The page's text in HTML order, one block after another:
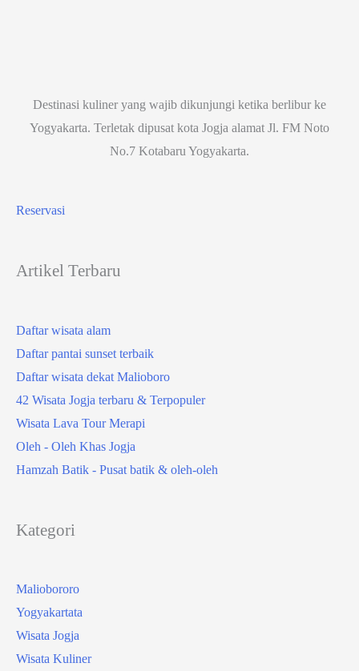
Destinasi kuliner yang wajib dikunjungi ketika berlibur ke
Yogyakarta. Terletak dipusat kota Jogja alamat Jl. FM Noto
No.7 Kotabaru Yogyakarta.
Reservasi
Artikel Terbaru
Daftar wisata alam
Daftar pantai sunset terbaik
Daftar wisata dekat Malioboro
42 Wisata Jogja terbaru & Terpopuler
Wisata Lava Tour Merapi
Oleh - Oleh Khas Jogja
Hamzah Batik - Pusat batik & oleh-oleh
Kategori
Maliobororo
Yogyakartata
Wisata Jogja
Wisata Kuliner